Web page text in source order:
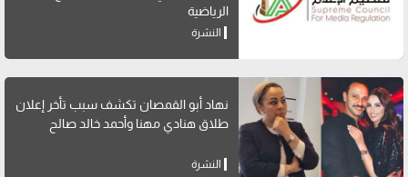
الرياضية
النشرة
نهاد أبو القمصان تكشف سبب تأخر إعلان
طلاق هنادي مهنا وأحمد خالد صالح
النشرة